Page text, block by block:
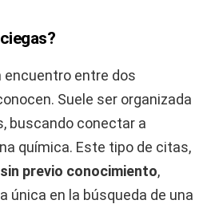
encuentro entre dos
Suele ser organizada
buscando conectar a
química. Este tipo de citas,
previo conocimiento,
única en la búsqueda de una